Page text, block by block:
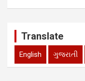
Translate
English ગુજરાતી